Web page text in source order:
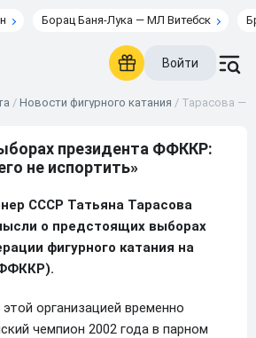
Борац Баня-Лука — МЛ Витебск
Войти
/ Новости фигурного катания / Тарасова —
президента ФФККР:
не испортить»
СССР Татьяна Тарасова
о предстоящих выборах
фигурного катания на
организацией временно
чемпион 2002 года в парном